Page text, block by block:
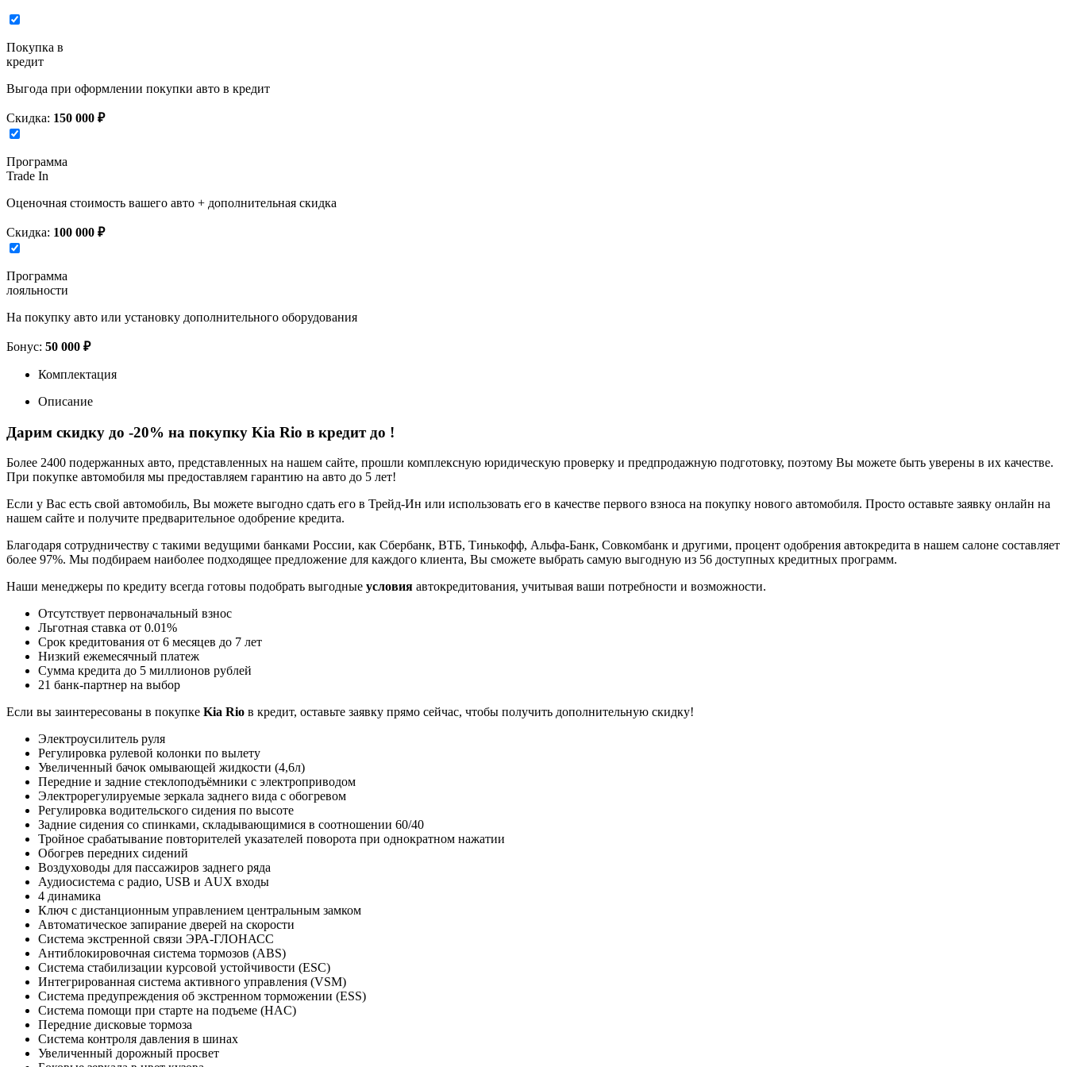
Покупка в
кредит
Выгода при оформлении покупки авто в кредит
Скидка: 150 000 ₽
Программа
Trade In
Оценочная стоимость вашего авто + дополнительная скидка
Скидка: 100 000 ₽
Программа
лояльности
На покупку авто или установку дополнительного оборудования
Бонус: 50 000 ₽
Комплектация
Описание
Дарим скидку до -20% на покупку Kia Rio в кредит до !
Более 2400 подержанных авто, представленных на нашем сайте, прошли комплексную юридическую проверку и предпродажную подготовку, поэтому Вы можете быть уверены в их качестве.
При покупке автомобиля мы предоставляем гарантию на авто до 5 лет!
Если у Вас есть свой автомобиль, Вы можете выгодно сдать его в Трейд-Ин или использовать его в качестве первого взноса на покупку нового автомобиля. Просто оставьте заявку онлайн на
нашем сайте и получите предварительное одобрение кредита.
Благодаря сотрудничеству с такими ведущими банками России, как Сбербанк, ВТБ, Тинькофф, Альфа-Банк, Совкомбанк и другими, процент одобрения автокредита в нашем салоне составляет
более 97%. Мы подбираем наиболее подходящее предложение для каждого клиента, Вы сможете выбрать самую выгодную из 56 доступных кредитных программ.
Наши менеджеры по кредиту всегда готовы подобрать выгодные условия автокредитования, учитывая ваши потребности и возможности.
Отсутствует первоначальный взнос
Льготная ставка от 0.01%
Срок кредитования от 6 месяцев до 7 лет
Низкий ежемесячный платеж
Сумма кредита до 5 миллионов рублей
21 банк-партнер на выбор
Если вы заинтересованы в покупке Kia Rio в кредит, оставьте заявку прямо сейчас, чтобы получить дополнительную скидку!
Электроусилитель руля
Регулировка рулевой колонки по вылету
Увеличенный бачок омывающей жидкости (4,6л)
Передние и задние стеклоподъёмники с электроприводом
Электрорегулируемые зеркала заднего вида с обогревом
Регулировка водительского сидения по высоте
Задние сидения со спинками, складывающимися в соотношении 60/40
Тройное срабатывание повторителей указателей поворота при однократном нажатии
Обогрев передних сидений
Воздуховоды для пассажиров заднего ряда
Аудиосистема с радио, USB и AUX входы
4 динамика
Ключ с дистанционным управлением центральным замком
Автоматическое запирание дверей на скорости
Система экстренной связи ЭРА-ГЛОНАСС
Антиблокировочная система тормозов (ABS)
Система стабилизации курсовой устойчивости (ESC)
Интегрированная система активного управления (VSM)
Система предупреждения об экстренном торможении (ESS)
Система помощи при старте на подъеме (HAC)
Передние дисковые тормоза
Система контроля давления в шинах
Увеличенный дорожный просвет